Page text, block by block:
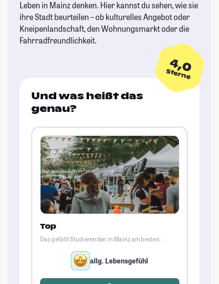
Leben in Mainz denken. Hier kannst du sehen, wie sie
ihre Stadt beurteilen – ob kulturelles Angebot oder
Kneipenlandschaft, den Wohnungsmarkt oder die
Fahrradfreundlichkeit.
4,0
Sterne
Und was heißt das
genau?
Top
Das gefällt Studierenden in Mainz am besten:
allg. Lebensgefühl